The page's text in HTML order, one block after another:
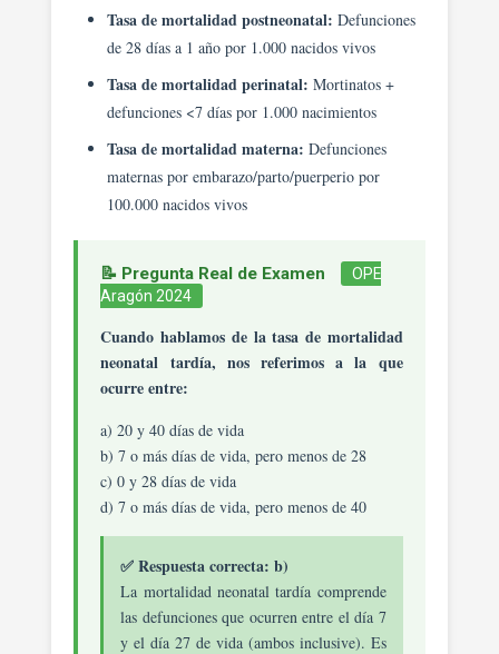
Tasa de mortalidad postneonatal: Defunciones
de 28 días a 1 año por 1.000 nacidos vivos
Tasa de mortalidad perinatal: Mortinatos +
defunciones <7 días por 1.000 nacimientos
Tasa de mortalidad materna: Defunciones
maternas por embarazo/parto/puerperio por
100.000 nacidos vivos
📝 Pregunta Real de Examen
OPE
Aragón 2024
Cuando hablamos de la tasa de mortalidad
neonatal tardía, nos referimos a la que
ocurre entre:
a) 20 y 40 días de vida
b) 7 o más días de vida, pero menos de 28
c) 0 y 28 días de vida
d) 7 o más días de vida, pero menos de 40
✅ Respuesta correcta: b)
La mortalidad neonatal tardía comprende
las defunciones que ocurren entre el día 7
y el día 27 de vida (ambos inclusive). Es